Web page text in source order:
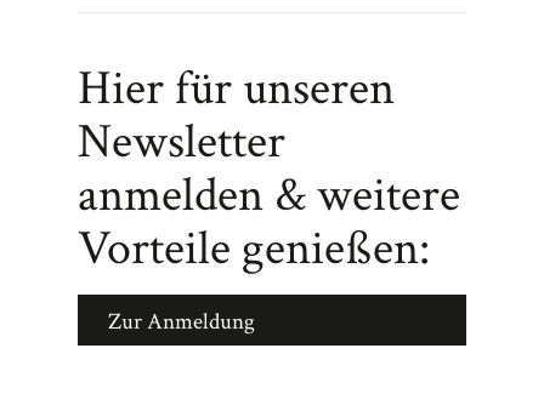
Hier für unseren
Newsletter
anmelden & weitere
Vorteile genießen:
Zur Anmeldung